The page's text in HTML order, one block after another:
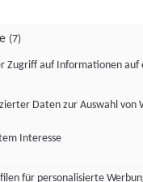
(7)
Zugriff auf Informationen auf
Daten zur Auswahl von
Interesse
für personalisierte